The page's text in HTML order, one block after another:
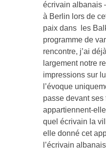
écrivain albanais
à Berlin lors de
paix dans les
programme de
rencontre, j’ai
largement notre
impressions sur
l’évoque
passe devant ses
appartiennent-
quel écrivain la
elle donné cet
l’écrivain